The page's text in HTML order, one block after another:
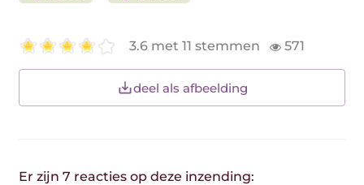
3.6 met 11 stemmen 571
deel als afbeelding
Er zijn 7 reacties op deze inzending: